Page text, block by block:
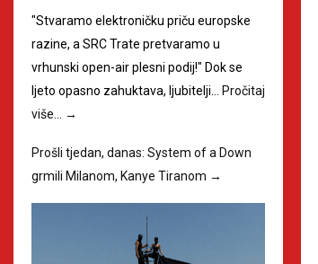
"Stvaramo elektroničku priču europske
razine, a SRC Trate pretvaramo u
vrhunski open-air plesni podij!" Dok se
ljeto opasno zahuktava, ljubitelji…
Pročitaj
više…
→
Prošli tjedan, danas: System of a Down
grmili Milanom, Kanye Tiranom →